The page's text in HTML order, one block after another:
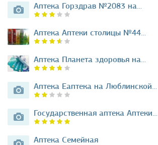
Аптека Горздрав №2083 на…
Аптека Аптеки столицы №44…
Аптека Планета здоровья на…
Аптека Еаптека на Люблинской…
Государственная аптека Аптеки…
Аптека Семейная